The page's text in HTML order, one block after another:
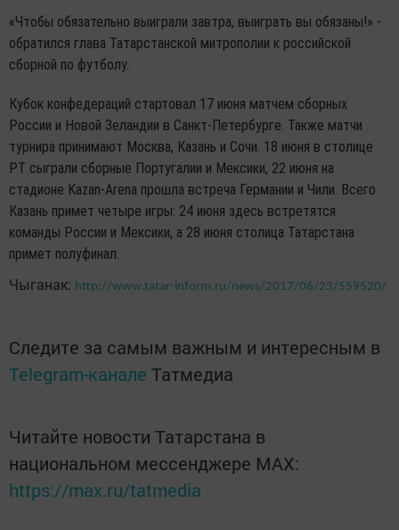
«Чтобы обязательно выиграли завтра, выиграть вы обязаны!» -
обратился глава Татарстанской митрополии к российской
сборной по футболу.
Кубок конфедераций стартовал 17 июня матчем сборных
России и Новой Зеландии в Санкт-Петербурге. Также матчи
турнира принимают Москва, Казань и Сочи. 18 июня в столице
РТ сыграли сборные Португалии и Мексики, 22 июня на
стадионе Kazan-Arena прошла встреча Германии и Чили. Всего
Казань примет четыре игры: 24 июня здесь встретятся
команды России и Мексики, а 28 июня столица Татарстана
примет полуфинал.
Чыганак: http://www.tatar-inform.ru/news/2017/06/23/559520/
Следите за самым важным и интересным в
Telegram-канале Татмедиа
Читайте новости Татарстана в
национальном мессенджере MАХ:
https://max.ru/tatmedia